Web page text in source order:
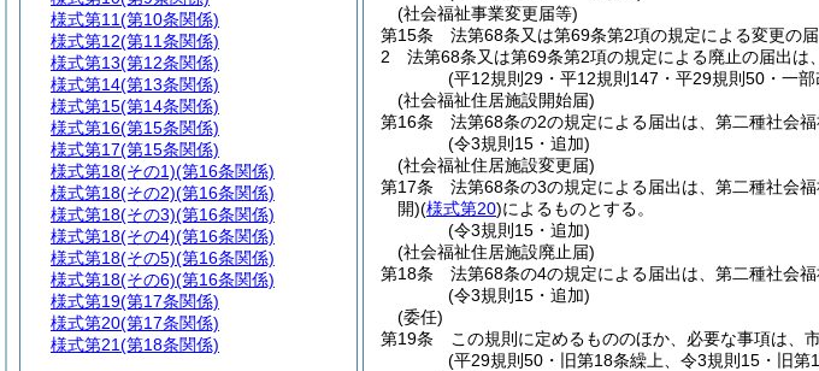
(社会福祉事業変更届等)
第15条
法第68条又は第69条第2項の規定による変更の
2
法第68条又は第69条第2項の規定による廃止の届出は
(平12規則29・平12規則147・平29規則50・一部
(社会福祉住居施設開始届)
第16条
法第68条の2の規定による届出は、第二種社会
(令3規則15・追加)
(社会福祉住居施設変更届)
第17条
法第68条の3の規定による届出は、第二種社会
開)(様式第20)によるものとする。
(令3規則15・追加)
(社会福祉住居施設廃止届)
第18条
法第68条の4の規定による届出は、第二種社会
(令3規則15・追加)
(委任)
第19条
この規則に定めるもののほか、必要な事項は、
(平29規則50・旧第18条繰上、令3規則15・旧第
様式第11(第10条関係)
様式第12(第11条関係)
様式第13(第12条関係)
様式第14(第13条関係)
様式第15(第14条関係)
様式第16(第15条関係)
様式第17(第15条関係)
様式第18(その1)(第16条関係)
様式第18(その2)(第16条関係)
様式第18(その3)(第16条関係)
様式第18(その4)(第16条関係)
様式第18(その5)(第16条関係)
様式第18(その6)(第16条関係)
様式第19(第17条関係)
様式第20(第17条関係)
様式第21(第18条関係)